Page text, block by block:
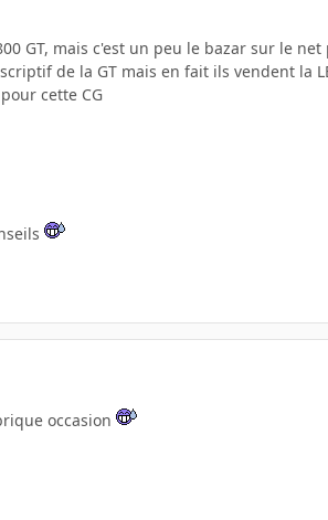
GT, mais c'est un peu le bazar sur le
de la GT mais en fait ils vendent la
cette CG
occasion